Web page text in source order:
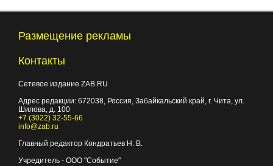
Размещение рекламы
Контакты
Сетевое издание ZAB.RU
Адрес редакции: 672038, Россия, Забайкальский край, г. Чита, ул.
Шилова, д. 100
+7 (3022) 32-55-66
info@zab.ru
Главный редактор Кондратьев Н. В.
Учредитель - ООО "Событие"